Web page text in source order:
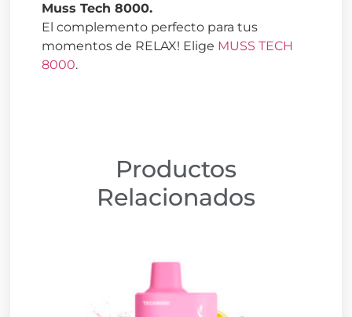
Muss Tech 8000.
El complemento perfecto para tus
momentos de RELAX! Elige MUSS TECH
8000.
Productos
Relacionados